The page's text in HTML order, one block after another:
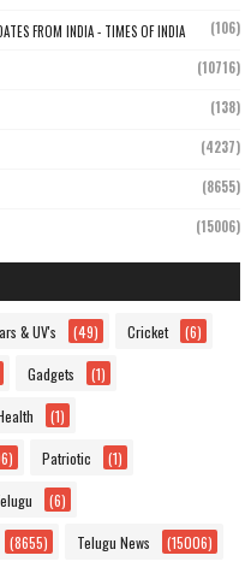
FROM INDIA - TIMES OF INDIA (106)
(10716)
(138)
(4237)
(8655)
(15006)
& UV's (49) Cricket (6)
Gadgets (1)
(1)
Patriotic (1)
(6)
(8655) Telugu News (15006)